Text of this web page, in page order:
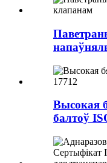
Высокая
балтоў